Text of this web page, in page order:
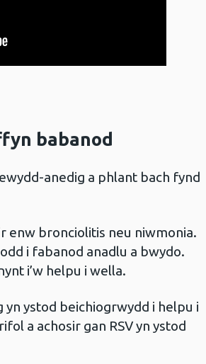
babanod
anedig a phlant bach fynd
enw bronciolitis neu niwmonia.
i fabanod anadlu a bwydo.
i’w helpu i wella.
yn ystod beichiogrwydd i helpu i
a achosir gan RSV yn ystod